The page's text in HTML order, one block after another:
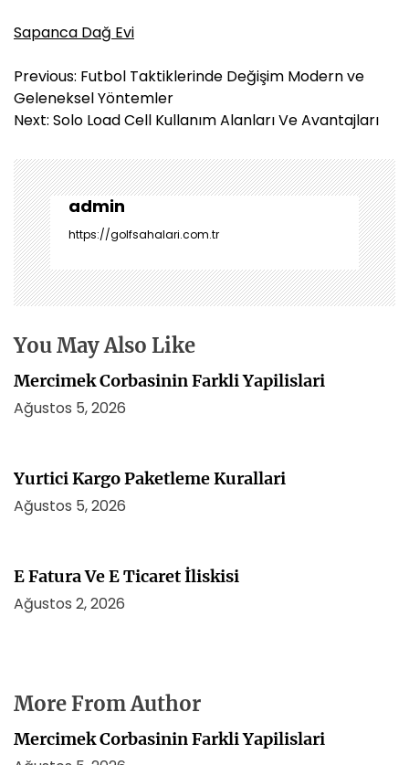
Sapanca Dağ Evi
Y
a
z
g
e
z
i
n
m
e
i
Previous: Futbol Taktiklerinde Değişim Modern ve
Geleneksel Yöntemler
Next: Solo Load Cell Kullanım Alanları Ve Avantajları
admin
https://golfsahalari.com.tr
You May Also Like
Mercimek Corbasinin Farkli Yapilislari
Ağustos 5, 2026
Yurtici Kargo Paketleme Kurallari
Ağustos 5, 2026
E Fatura Ve E Ticaret İliskisi
Ağustos 2, 2026
More From Author
Mercimek Corbasinin Farkli Yapilislari